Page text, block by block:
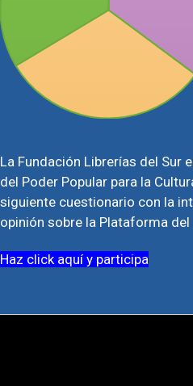
La Fundación Librerías del Sur
del Poder Popular para la
siguiente cuestionario con la
opinión sobre la Plataforma del
Haz click aquí y participa